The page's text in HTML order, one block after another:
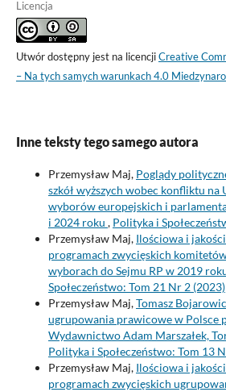
Licencja
Utwór dostępny jest na licencjiCreative
– Na tych samych warunkach 4.0
Inne teksty tego samego autora
Przemysław Maj, Poglądy
szkół wyższych wobec konfliktu na
wyborów europejskich i
i 2024 roku , Polityka i
Przemysław Maj, Ilościowa i
programach zwycięskich
wyborach do Sejmu RP w 2019
Społeczeństwo: Tom 21 Nr 2 (2023)
Przemysław Maj,Tomasz
ugrupowania prawicowe w Polsce
Wydawnictwo Adam Marszałek,
Polityka i Społeczeństwo: Tom 13
Przemysław Maj, Ilościowa i
programach zwycięskich